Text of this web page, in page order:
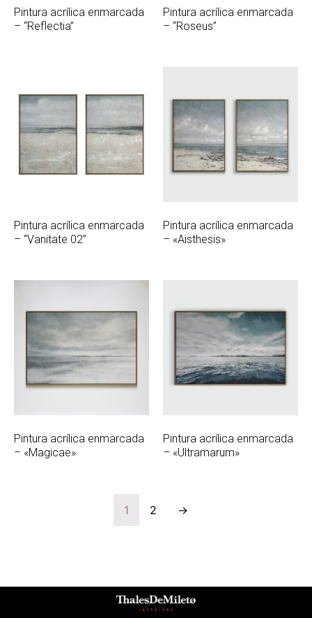
Pintura acrílica enmarcada
– “Reflectia”
Pintura acrílica enmarcada
– “Roseus”
Pintura acrílica enmarcada
– “Vanitate 02”
Pintura acrílica enmarcada
– «Aisthesis»
Pintura acrílica enmarcada
– «Magicae»
Pintura acrílica enmarcada
– «Ultramarum»
1 2 →